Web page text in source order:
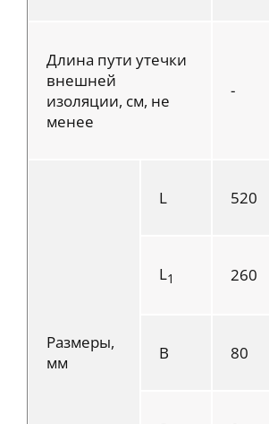
Длина пути утечки
внешней
изоляции, см, не
менее
-
Размеры,
мм
L 520
L1 260
B 80